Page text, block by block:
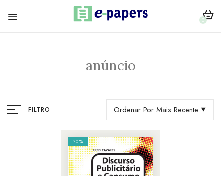
0
anúncio
FILTRO Ordenar Por Mais Recente
20%